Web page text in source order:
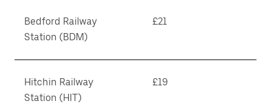
Bedford Railway
Station (BDM)
£21
Hitchin Railway
Station (HIT)
£19